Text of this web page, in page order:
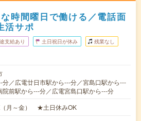
時間曜日で働ける／電話面
活サポ
支給あり 土日祝日が休み 残業なし
分／広電廿日市駅から---分／宮島口駅から---
院前駅から---分／広電宮島口駅から---分
（月～金） ★土日休みOK